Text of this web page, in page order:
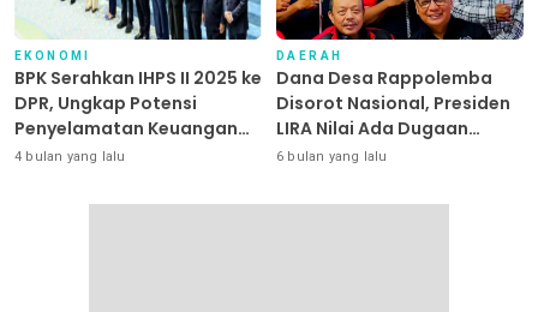
EKONOMI
BPK Serahkan IHPS II 2025 ke
DPR, Ungkap Potensi
Penyelamatan Keuangan
Negara Puluhan Triliun
4 bulan yang lalu
DAERAH
Dana Desa Rappolemba
Disorot Nasional, Presiden
LIRA Nilai Ada Dugaan
Abuse of Power
6 bulan yang lalu